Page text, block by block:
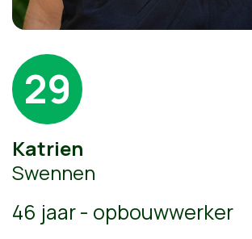
29
Katrien
Swennen
46 jaar - opbouwwerker